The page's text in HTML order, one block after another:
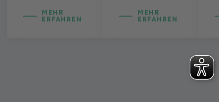
MEHR
ERFAHREN
MEHR
ERFAHREN